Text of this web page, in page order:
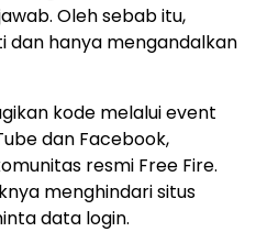
Oleh sebab itu,
hanya mengandalkan
kode melalui event
dan Facebook,
resmi Free Fire.
menghindari situs
data login.